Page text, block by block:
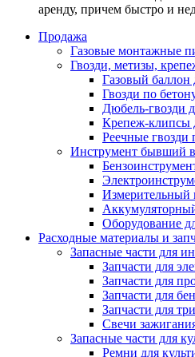
аренду, причем быстро и
Продажа
Газовые монтажные
Гвозди, метизы,
Газовый баллон
Гвозди по
Дюбель-гвозди
Крепеж-клипсы
Реечные гвозди
Инструмент бывший
Измерительный
Оборудование
Расходные материалы и
Запасные части для
Запчасти для
Запчасти для
Запчасти для
Запчасти для
Свечи
Запасные части для
Ремни для